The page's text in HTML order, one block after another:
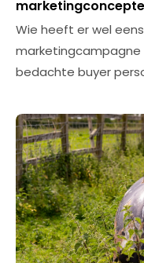
Wie heeft er wel
bedachte buyer